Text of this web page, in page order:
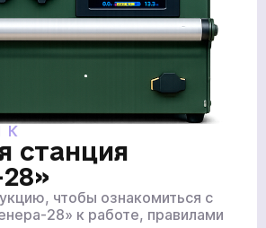
К
станция
чтобы ознакомиться с
28» к работе, правилами